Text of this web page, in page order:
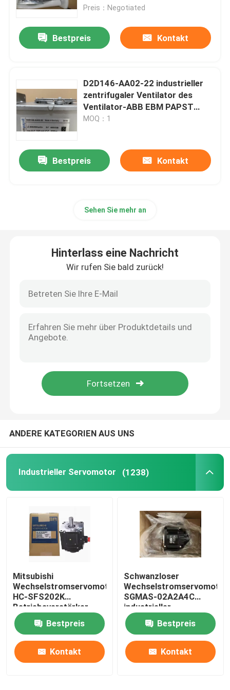
Überflüssiges Stromversorgungs-Modul
Digital ich O-Modul
Variabler Frequenzumrichter
Druck-Temperaturgeber
Programmierbarer Logik-Prüfer PLC
Preis：Negotiated
Bestpreis Kontakt
D2D146-AA02-22 industrieller
zentrifugaler Ventilator des
Ventilator-ABB EBM PAPST
230V 0.81A 290W 2250RPM
MOQ：1
Bestpreis Kontakt
Sehen Sie mehr an
Hinterlass eine Nachricht
Wir rufen Sie bald zurück!
ANDERE KATEGORIEN AUS UNS
Industrieller Servomotor (1238)
Mitsubishi
Wechselstromservomotor
HC-SFS202K
Betriebsverstärker
Industrieservomotor
Bestpreis
Kontakt
Schwanzloser
Wechselstromservomotor
SGMAS-02A2A4C
industrieller
Servomotor200w 200V
Bestpreis
Kontakt